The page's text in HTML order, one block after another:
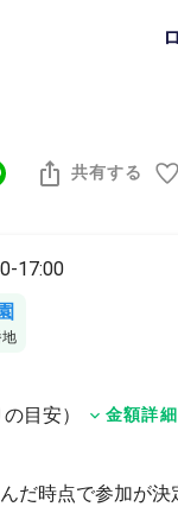
共有する
17:00
目安）
金額詳細
だ時点で参加が決